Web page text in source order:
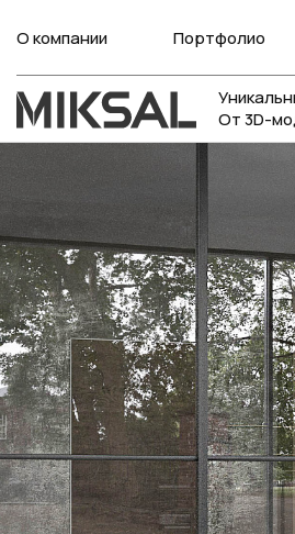
О компании Портфолио
От 3D-